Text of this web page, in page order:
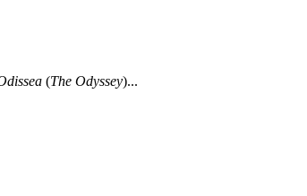
(The Odyssey)...